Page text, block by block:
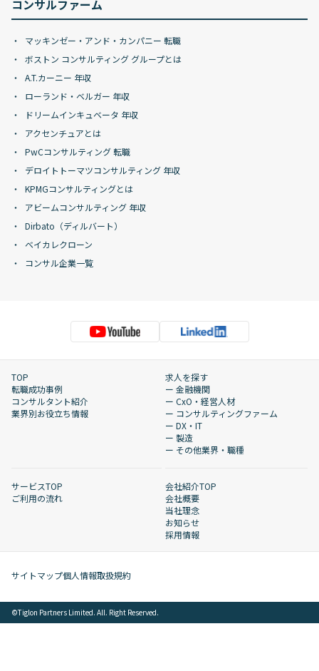
コンサルファーム
マッキンゼー・アンド・カンパニー 転職
ボストン コンサルティング グループとは
A.T.カーニー 年収
ローランド・ベルガー 年収
ドリームインキュベータ 年収
アクセンチュアとは
PwCコンサルティング 転職
デロイトトーマツコンサルティング 年収
KPMGコンサルティングとは
アビームコンサルティング 年収
Dirbato（ディルバート）
ベイカレクローン
コンサル企業一覧
TOP
転職成功事例
コンサルタント紹介
業界別お役立ち情報
求人を探す
ー 金融機関
ー CxO・経営人材
ー コンサルティングファーム
ー DX・IT
ー 製造
ー その他業界・職種
サービスTOP
ご利用の流れ
会社紹介TOP
会社概要
当社理念
お知らせ
採用情報
サイトマップ個人情報取扱規約
©︎Tiglon Partners Limited. All. Right Reserved.